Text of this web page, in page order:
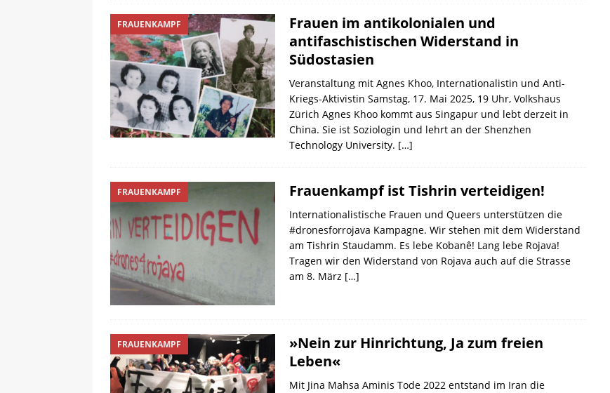
FRAUENKAMPF
Frauen im antikolonialen und
antifaschistischen Widerstand in
Südostasien
Veranstaltung mit Agnes Khoo, Internationalistin und Anti-
Kriegs-Aktivistin Samstag, 17. Mai 2025, 19 Uhr, Volkshaus
Zürich Agnes Khoo kommt aus Singapur und lebt derzeit in
China. Sie ist Soziologin und lehrt an der Shenzhen
Technology University. […]
FRAUENKAMPF Frauenkampf ist Tishrin verteidigen!
Internationalistische Frauen und Queers unterstützen die
#dronesforrojava Kampagne. Wir stehen mit dem Widerstand
am Tishrin Staudamm. Es lebe Kobanê! Lang lebe Rojava!
Tragen wir den Widerstand von Rojava auch auf die Strasse
am 8. März […]
FRAUENKAMPF
»Nein zur Hinrichtung, Ja zum freien
Leben«
Mit Jina Mahsa Aminis Tode 2022 entstand im Iran die